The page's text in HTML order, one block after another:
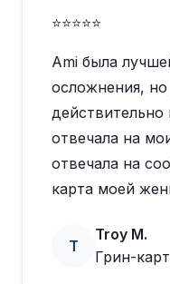
⭐⭐⭐⭐⭐
Ami была
осложнения,
действительно
отвечала на
отвечала на
карта моей
T
Troy M.
Грин-